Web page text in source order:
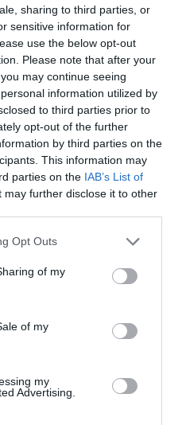
sharing to third parties, or
sensitive information for
use the below opt-out
Please note that after your
may continue seeing
information utilized by
to third parties prior to
opt-out of the further
by third parties on the
This information may
parties on the IAB’s List of
may further disclose it to other
uses one or more Google
behaviour. You may click to
and its third-party tags to
purposes in below Google
Opt Outs
of my
of my
my
Advertising.
prémium banki szolgáltatásáról
Jelen hirdetés nem minősül
célja kizárólag a figyelem
esetben a befektető hozza
befektetési szolgáltatások
hatályos Befektetési
és Díjjegyzéke az
továbbá a befektetési alapok
fejleményekből esetlegesen
1-étől a jóváírási kritérium
cib bank